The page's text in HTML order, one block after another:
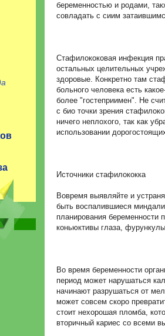
беременностью и родами,
совладать с сиим
Стафилококовая инфекция
остальных целительных
здоровые. Конкретно там
больного человека есть
более "гостеприимен". Не
с био точки зрения
ничего неплохого, так как
использовании
Источники стафилококка
Вовремя выявляйте и
быть воспалившиеся
планирования беременности
коньюктивы глаза,
Во время беременности
период может нарушаться
начинают разрушаться от
может совсем скоро
стоит нехорошая пломба,
вторичный кариес со всеми